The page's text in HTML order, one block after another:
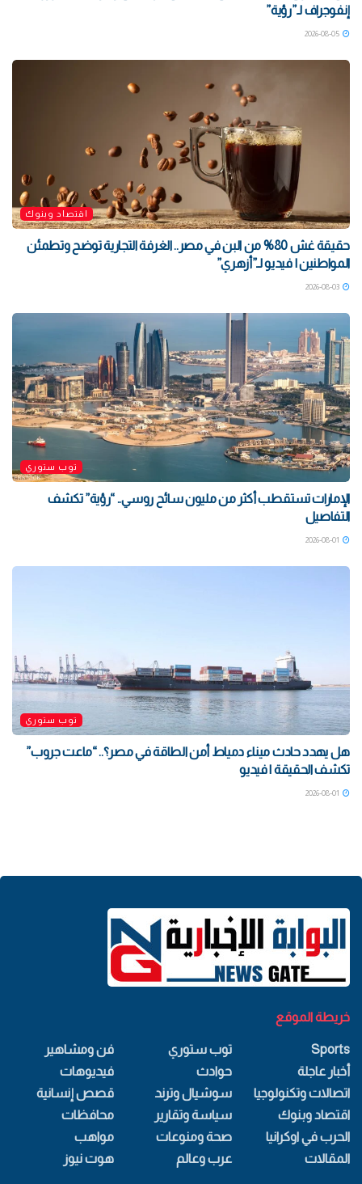
إنفوجراف لـ”رؤية”
2026-08-05
اقتصاد وبنوك
حقيقة غش 80% من البن في مصر.. الغرفة التجارية توضح وتطمئن
المواطنين | فيديو لـ”أزهري”
2026-08-03
توب ستوري
الإمارات تستقطب أكثر من مليون سائح روسي.. “رؤية” تكشف
التفاصيل
2026-08-01
توب ستوري
هل يهدد حادث ميناء دمياط أمن الطاقة في مصر؟.. “ماعت جروب”
تكشف الحقيقة | فيديو
2026-08-01
خريطة الموقع
Sports
أخبار عاجلة
اتصالات وتكنولوجيا
اقتصاد وبنوك
الحرب في اوكرانيا
المقالات
توب ستوري
حوادث
سوشيال وترند
سياسة وتقارير
صحة ومنوعات
عرب وعالم
فن ومشاهير
فيديوهات
قصص إنسانية
محافظات
مواهب
هوت نيوز